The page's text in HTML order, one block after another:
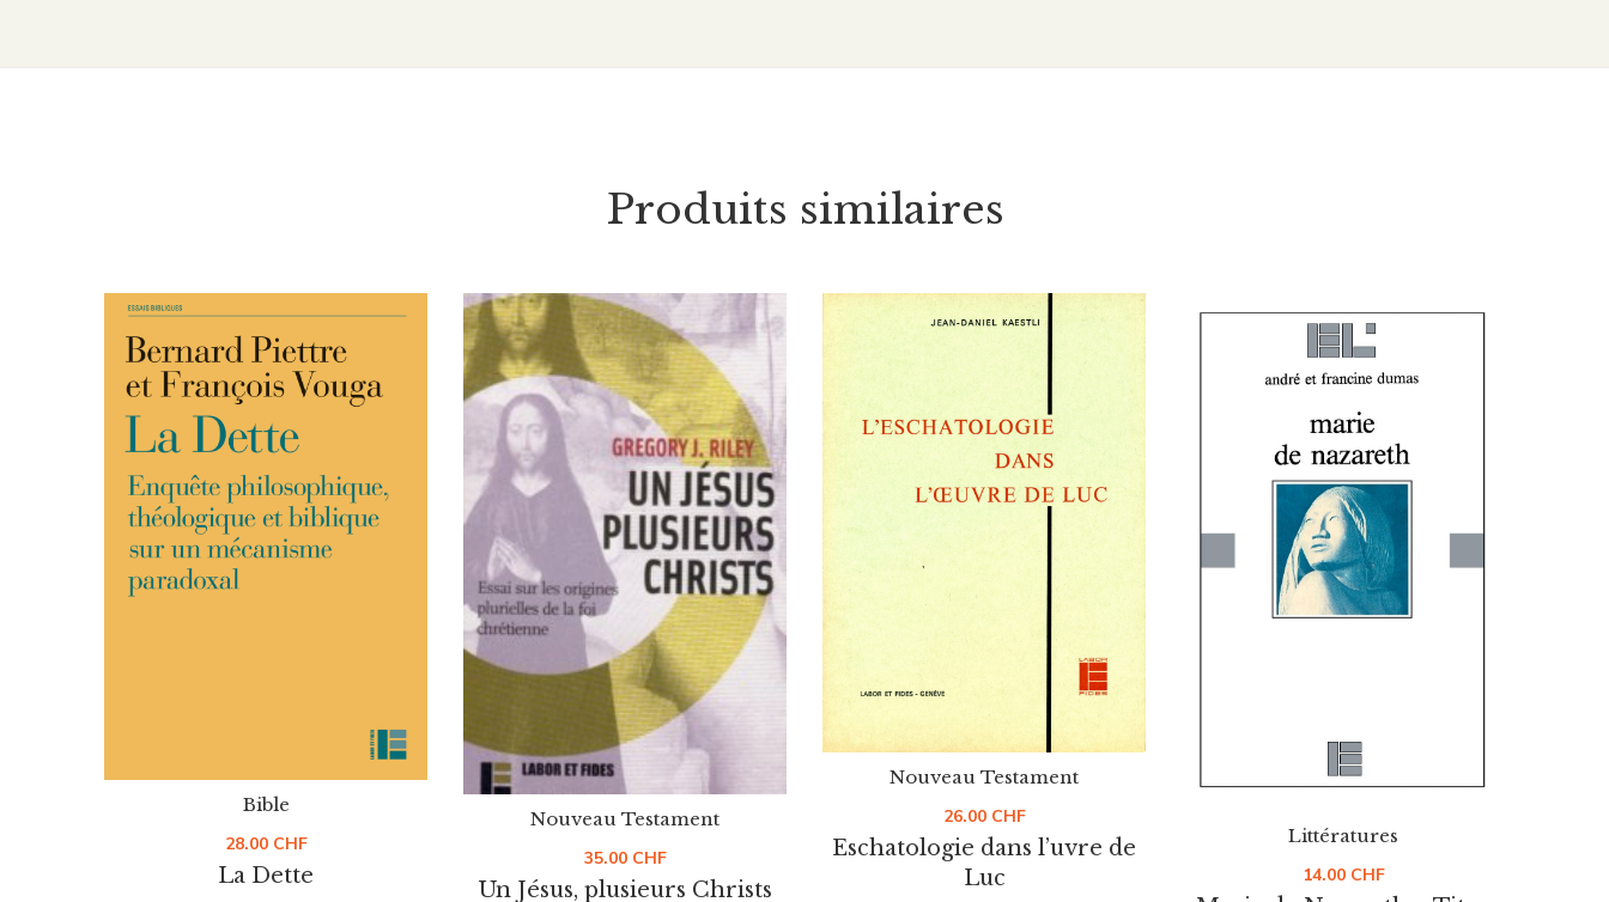
Produits similaires
La Dette
Bible
28.00 CHF
Un Jésus, plusieurs Christs
Nouveau Testament
35.00 CHF
Eschatologie dans l’uvre de
Luc
Nouveau Testament
26.00 CHF
Littératures
14.00 CHF